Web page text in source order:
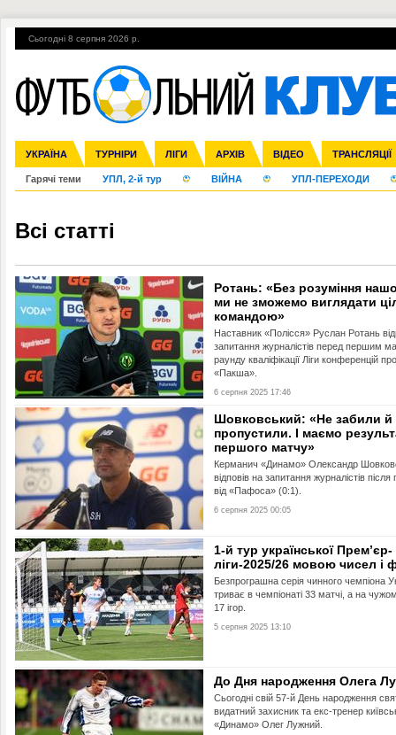
Сьогодні 8 серпня 2026 р.
УКРАЇНА ТУРНІРИ ЛІГИ АРХІВ ВІДЕО ТРАНСЛЯЦІЇ
Збірна Прем'єр-ліга Перша ліга Друга ліга Кубок України
Ліга чемпіонів Ліга Європи Міжнародні Ліга націй Ліга
Англія Іспанія Італія Німеччина Франція Інші
ЧС-2014 ЄВРО-2016 Росія Кубок конфедерацій ЧЄ-2015 (U-
Гарячі теми УПЛ, 2-й тур ВІЙНА УПЛ-ПЕРЕХОДИ
Всі статті
Ротань: «Без розуміння
ми не зможемо виглядати
командою»
Наставник «Полісся» Руслан Ротань
запитання журналістів перед першим
раунду кваліфікації Ліги конференцій
«Пакша».
6 серпня 2025 17:46
Шовковський: «Не забили й
пропустили. І маємо
першого матчу»
Керманич «Динамо» Олександр
відповів на запитання журналістів після
від «Пафоса» (0:1).
6 серпня 2025 00:05
1-й тур української Прем’єр-
ліги-2025/26 мовою чисел і
Безпрограшна серія чинного чемпіона
триває в чемпіонаті 33 матчі, а на
17 ігор.
5 серпня 2025 13:10
До Дня народження Олега
Сьогодні свій 57-й День народження
видатний захисник та екс-тренер
«Динамо» Олег Лужний.